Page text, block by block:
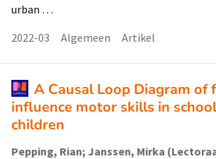
urban …
2022-03
Algemeen Artikel
A Causal Loop Diagram of
influence motor skills in
children